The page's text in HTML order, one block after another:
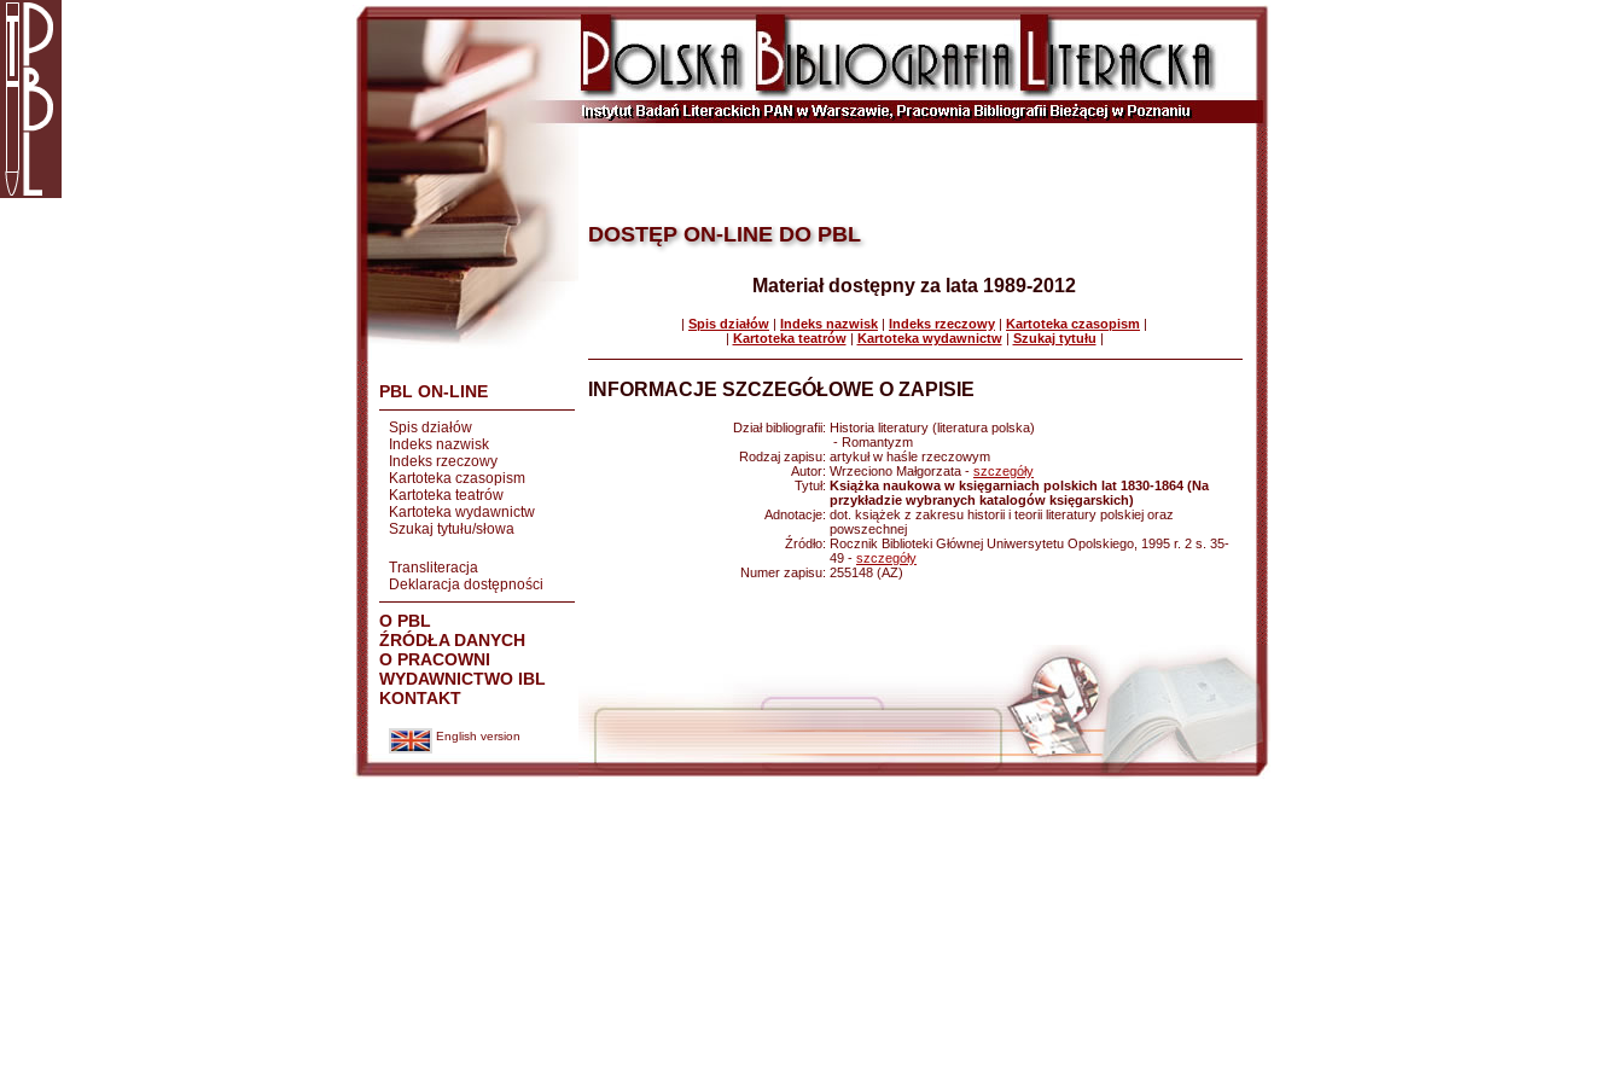
PBL ON-LINE
Spis działów
Indeks nazwisk
Indeks rzeczowy
Kartoteka czasopism
Kartoteka teatrów
Kartoteka wydawnictw
Szukaj tytułu/słowa
Transliteracja
Deklaracja dostępności
O PBL
ŹRÓDŁA DANYCH
O PRACOWNI
WYDAWNICTWO IBL
KONTAKT
English version
DOSTĘP ON-LINE DO PBL
Materiał dostępny za lata 1989-2012
| Spis działów | Indeks nazwisk | Indeks rzeczowy | Kartoteka czasopism |
| Kartoteka teatrów| Kartoteka wydawnictw| Szukaj tytułu |
INFORMACJE SZCZEGÓŁOWE O ZAPISIE
Dział bibliografii: Historia literatury (literatura polska)
- Romantyzm
Rodzaj zapisu: artykuł w haśle rzeczowym
Autor: Wrzeciono Małgorzata - szczegóły
Tytuł: Książka naukowa w księgarniach polskich lat 1830-1864 (Na
przykładzie wybranych katalogów księgarskich)
Adnotacje: dot. książek z zakresu historii i teorii literatury polskiej oraz
powszechnej
Źródło: Rocznik Biblioteki Głównej Uniwersytetu Opolskiego, 1995 r. 2 s. 35-
49 - szczegóły
Numer zapisu: 255148 (AZ)